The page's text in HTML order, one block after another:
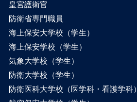
皇宮護衛官
防衛省専門職員
海上保安大学校（学生）
海上保安学校（学生）
気象大学校（学生）
防衛大学校（学生）
防衛医科大学校（医学科・看護学科）